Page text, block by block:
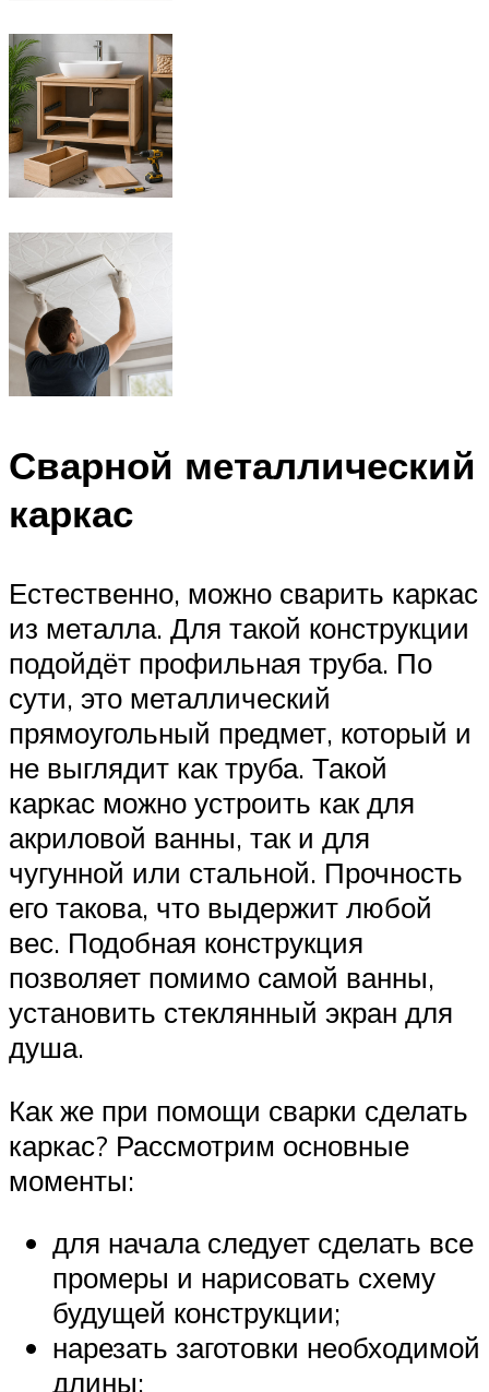
Сварной металлический
каркас
Естественно, можно сварить каркас
из металла. Для такой конструкции
подойдёт профильная труба. По
сути, это металлический
прямоугольный предмет, который и
не выглядит как труба. Такой
каркас можно устроить как для
акриловой ванны, так и для
чугунной или стальной. Прочность
его такова, что выдержит любой
вес. Подобная конструкция
позволяет помимо самой ванны,
установить стеклянный экран для
душа.
Как же при помощи сварки сделать
каркас? Рассмотрим основные
моменты:
для начала следует сделать все
промеры и нарисовать схему
будущей конструкции;
нарезать заготовки необходимой
длины;